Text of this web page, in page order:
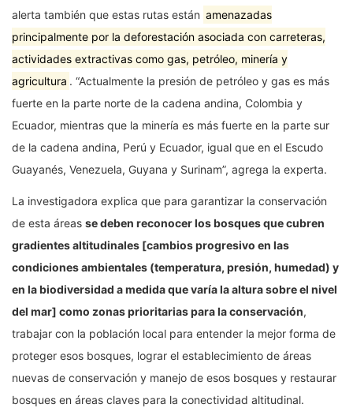
alerta también que estas rutas están amenazadas
principalmente por la deforestación asociada con carreteras,
actividades extractivas como gas, petróleo, minería y
agricultura . “Actualmente la presión de petróleo y gas es más
fuerte en la parte norte de la cadena andina, Colombia y
Ecuador, mientras que la minería es más fuerte en la parte sur
de la cadena andina, Perú y Ecuador, igual que en el Escudo
Guayanés, Venezuela, Guyana y Surinam”, agrega la experta.
La investigadora explica que para garantizar la conservación
de esta áreas se deben reconocer los bosques que cubren
gradientes altitudinales [cambios progresivo en las
condiciones ambientales (temperatura, presión, humedad) y
en la biodiversidad a medida que varía la altura sobre el nivel
del mar] como zonas prioritarias para la conservación,
trabajar con la población local para entender la mejor forma de
proteger esos bosques, lograr el establecimiento de áreas
nuevas de conservación y manejo de esos bosques y restaurar
bosques en áreas claves para la conectividad altitudinal.